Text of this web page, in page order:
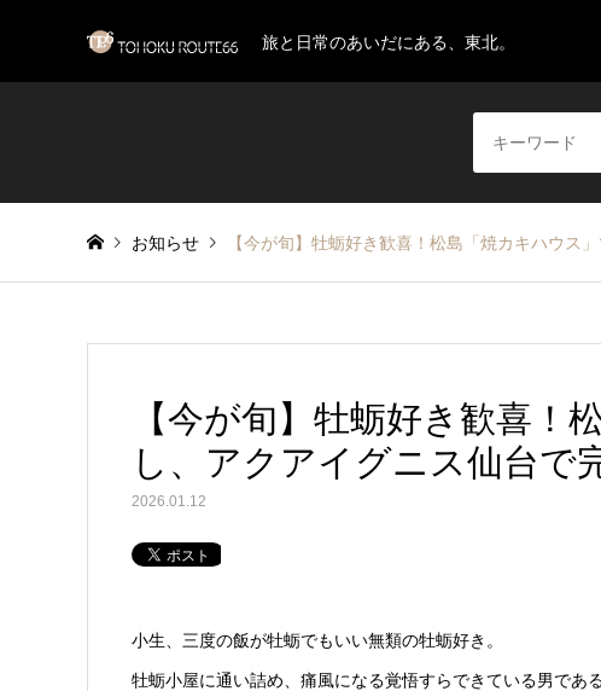
旅と日常のあいだにある、東北。
お知らせ 【今が旬】牡蛎好き歓喜！松島「焼カキハウス
【今が旬】牡蛎好き歓喜！
し、アクアイグニス仙台で
2026.01.12
小生、三度の飯が牡蛎でもいい無類の牡蛎好き。
牡蛎小屋に通い詰め、痛風になる覚悟すらできている男である